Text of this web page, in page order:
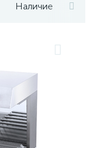
Наличие